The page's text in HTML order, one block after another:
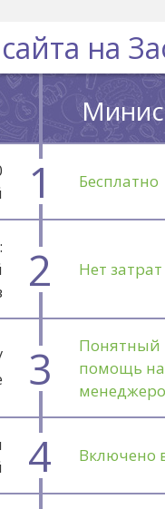
на
1 Бесплатно
2 Нет затрат
3
Понятный
помощь
4 Включено